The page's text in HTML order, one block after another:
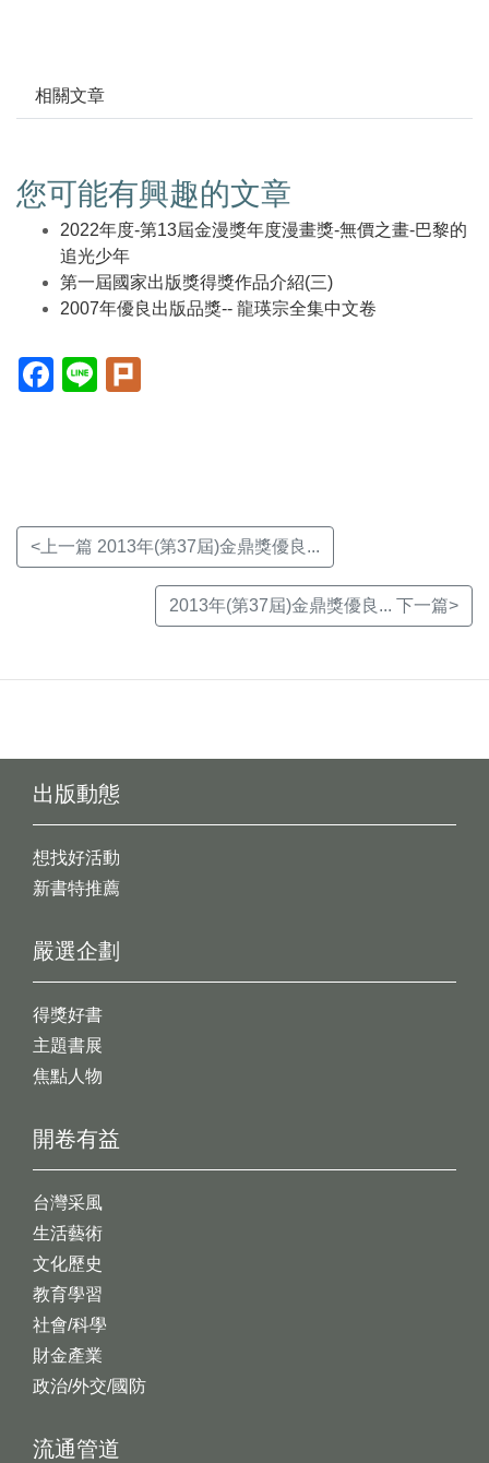
相關文章
您可能有興趣的文章
2022年度-第13屆金漫獎年度漫畫獎-無價之畫-巴黎的
追光少年
第一屆國家出版獎得獎作品介紹(三)
2007年優良出版品獎-- 龍瑛宗全集中文卷
Facebook(另
開
Line(另
開
<上一篇 2013年(第37屆)金鼎獎優良...
2013年(第37屆)金鼎獎優良... 下一篇>
出版動態
想找好活動
新書特推薦
開卷有益
台灣采風
生活藝術
文化歷史
教育學習
社會/科學
財金產業
政治/外交/國防
嚴選企劃
得獎好書
主題書展
焦點人物
流通管道